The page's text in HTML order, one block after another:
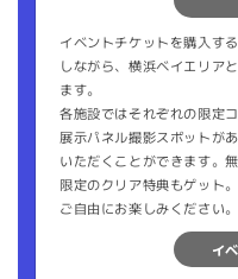
イベントチケットを購入す
しながら、横浜ベイエリア
ます。
各施設ではそれぞれの限定
展示パネル撮影スポットが
いただくことができます。
限定のクリア特典もゲット。
ご自由にお楽しみください。
イ